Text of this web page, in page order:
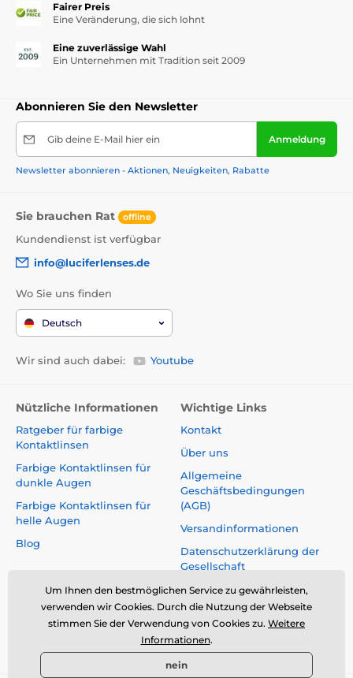
Fairer Preis
Eine Veränderung, die sich lohnt
Eine zuverlässige Wahl
Ein Unternehmen mit Tradition seit 2009
Abonnieren Sie den Newsletter
Gib deine E-Mail hier ein Anmeldung
Newsletter abonnieren - Aktionen, Neuigkeiten, Rabatte
Sie brauchen Rat offline
Kundendienst ist verfügbar
info@luciferlenses.de
Wo Sie uns finden
Deutsch
Wir sind auch dabei: Youtube
Nützliche Informationen
Ratgeber für farbige
Kontaktlinsen
Farbige Kontaktlinsen für
dunkle Augen
Farbige Kontaktlinsen für
helle Augen
Blog
Wichtige Links
Kontakt
Über uns
Allgemeine
Geschäftsbedingungen
(AGB)
Versandinformationen
Datenschutzerklärung der
Gesellschaft
Reklamationen und Rücktritt
vom Vertrag
Sicherheit und Qualität ohne
Kompromisse
Um Ihnen den bestmöglichen Service zu gewährleisten,
verwenden wir Cookies. Durch die Nutzung der Webseite
stimmen Sie der Verwendung von Cookies zu. Weitere
Informationen.
nein